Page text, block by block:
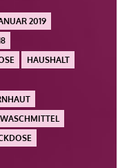
2019
HAUSHALT